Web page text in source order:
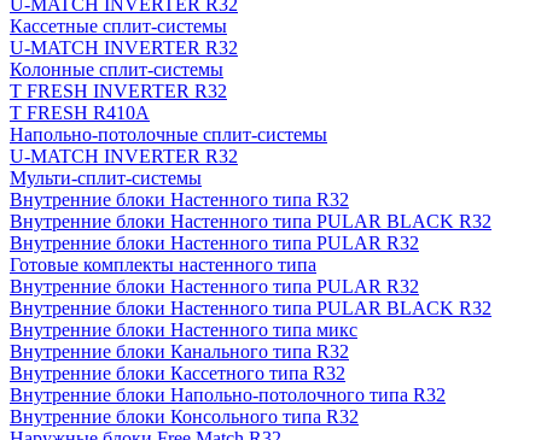
U-MATCH INVERTER R32
Кассетные сплит-системы
U-MATCH INVERTER R32
Колонные сплит-системы
T FRESH INVERTER R32
T FRESH R410A
Напольно-потолочные сплит-системы
U-MATCH INVERTER R32
Мульти-сплит-системы
Внутренние блоки Настенного типа R32
Внутренние блоки Настенного типа PULAR BLACK R32
Внутренние блоки Настенного типа PULAR R32
Готовые комплекты настенного типа
Внутренние блоки Настенного типа PULAR R32
Внутренние блоки Настенного типа PULAR BLACK R32
Внутренние блоки Настенного типа микс
Внутренние блоки Канального типа R32
Внутренние блоки Кассетного типа R32
Внутренние блоки Напольно-потолочного типа R32
Внутренние блоки Консольного типа R32